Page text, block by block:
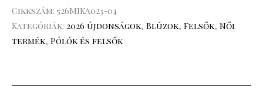
Cikkszám: 526MIKA023-04
Kategóriák: 2026 újdonságok, Blúzok, Felsők, Női
termék, Pólók és felsők